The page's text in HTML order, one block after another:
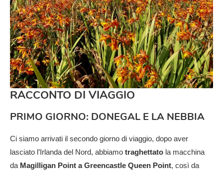
RACCONTO DI VIAGGIO
PRIMO GIORNO: DONEGAL E LA NEBBIA
Ci siamo arrivati il secondo giorno di viaggio, dopo aver
lasciato l’Irlanda del Nord, abbiamo traghettato la macchina
da Magilligan Point a Greencastle Queen Point, così da